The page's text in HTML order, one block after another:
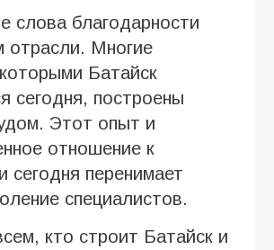
слова благодарности
отрасли. Многие
Батайск
сегодня, построены
Этот опыт и
отношение к
сегодня перенимает
специалистов.
кто строит Батайск и